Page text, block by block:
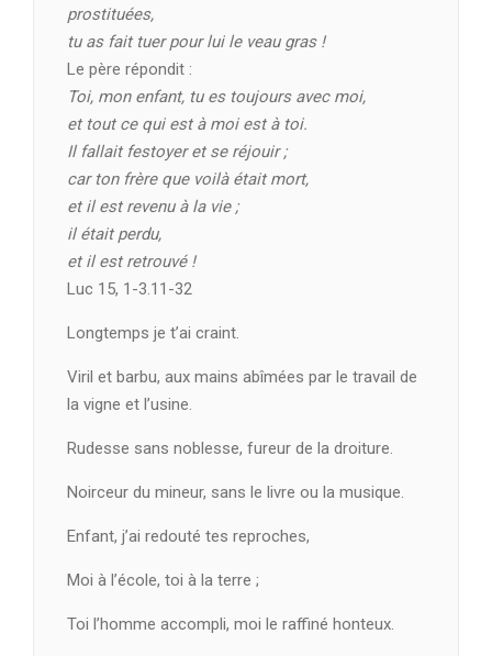
prostituées,
tu as fait tuer pour lui le veau gras !
Le père répondit :
Toi, mon enfant, tu es toujours avec moi,
et tout ce qui est à moi est à toi.
Il fallait festoyer et se réjouir ;
car ton frère que voilà était mort,
et il est revenu à la vie ;
il était perdu,
et il est retrouvé !
Luc 15, 1-3.11-32
Longtemps je t’ai craint.
Viril et barbu, aux mains abîmées par le travail de
la vigne et l’usine.
Rudesse sans noblesse, fureur de la droiture.
Noirceur du mineur, sans le livre ou la musique.
Enfant, j’ai redouté tes reproches,
Moi à l’école, toi à la terre ;
Toi l’homme accompli, moi le raffiné honteux.